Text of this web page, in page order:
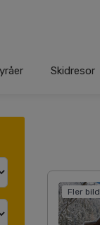
Skidresor
Fler